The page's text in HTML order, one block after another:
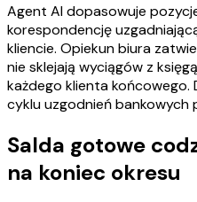
Agent AI dopasowuje
korespondencję
kliencie. Opiekun biura
nie sklejają wyciągów z
każdego klienta końcowego.
cyklu uzgodnień bankowych
Salda gotowe
na koniec okresu